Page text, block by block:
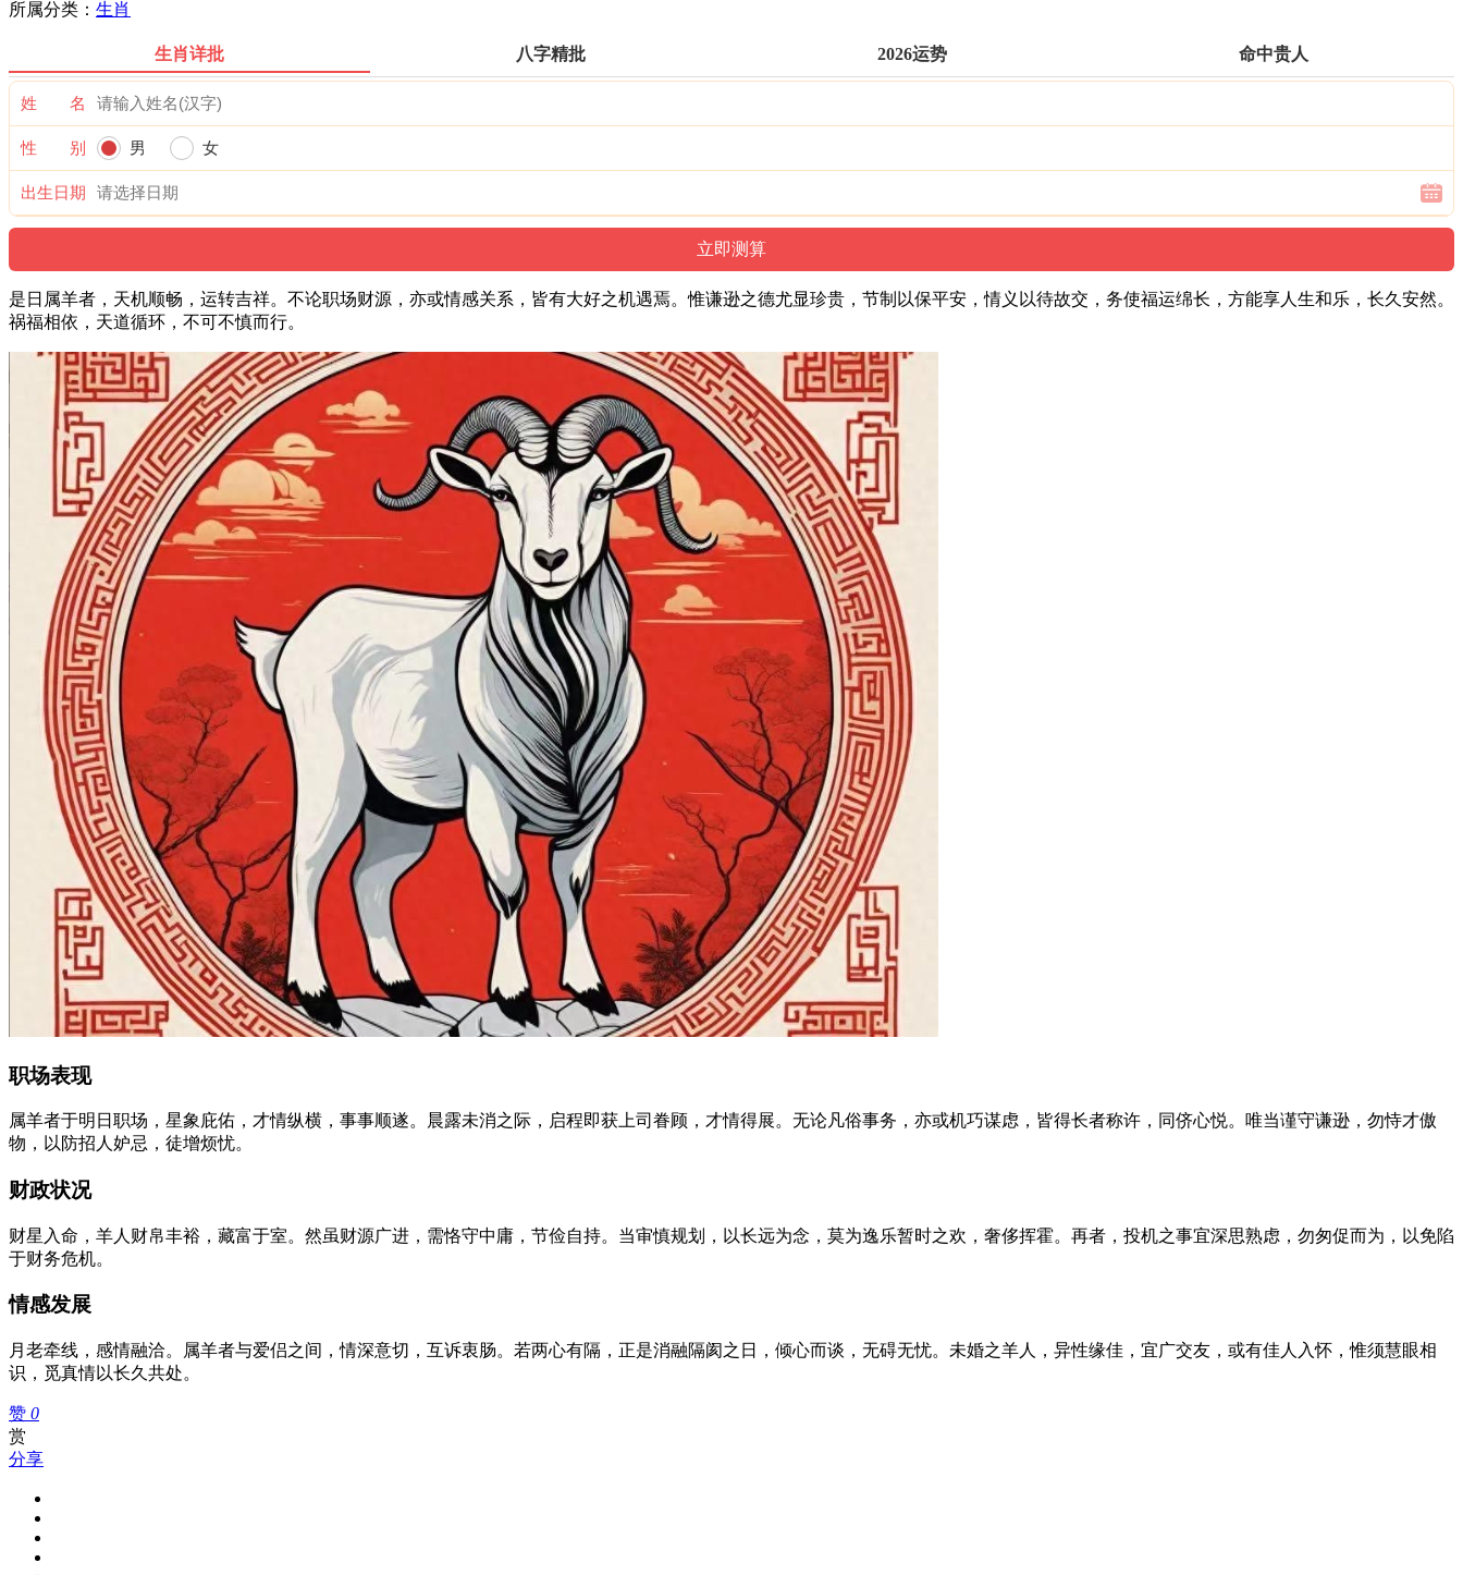
所属分类： 生肖
生肖详批 八字精批 2026运势 命中贵人
姓 名
性 别 男 女
出生日期
是日属羊者，天机顺畅，运转吉祥。不论职场财源，亦或情感关系，皆有大好之机遇焉。惟谦逊之德尤显珍贵，节制以保平安，情义以待故交，务使福运绵长，方能享人生和乐，长久安然。
祸福相依，天道循环，不可不慎而行。
职场表现
属羊者于明日职场，星象庇佑，才情纵横，事事顺遂。晨露未消之际，启程即获上司眷顾，才情得展。无论凡俗事务，亦或机巧谋虑，皆得长者称许，同侪心悦。唯当谨守谦逊，勿恃才傲
物，以防招人妒忌，徒增烦忧。
财政状况
财星入命，羊人财帛丰裕，藏富于室。然虽财源广进，需恪守中庸，节俭自持。当审慎规划，以长远为念，莫为逸乐暂时之欢，奢侈挥霍。再者，投机之事宜深思熟虑，勿匆促而为，以免陷
于财务危机。
情感发展
月老牵线，感情融洽。属羊者与爱侣之间，情深意切，互诉衷肠。若两心有隔，正是消融隔阂之日，倾心而谈，无碍无忧。未婚之羊人，异性缘佳，宜广交友，或有佳人入怀，惟须慧眼相
识，觅真情以长久共处。
赞 0
赏
分享